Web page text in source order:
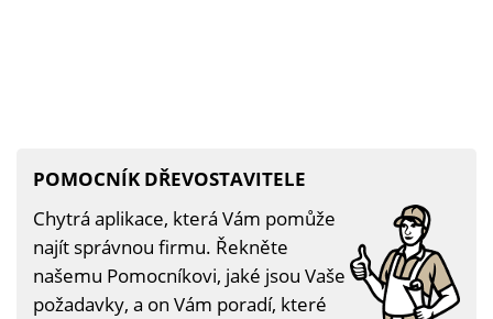
POMOCNÍK DŘEVOSTAVITELE
Chytrá aplikace, která Vám pomůže
najít správnou firmu. Řekněte
našemu Pomocníkovi, jaké jsou Vaše
požadavky, a on Vám poradí, které